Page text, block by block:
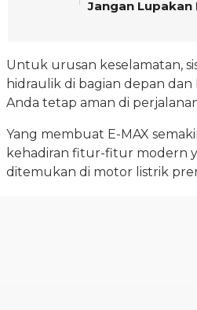
Jangan Lupakan
Untuk urusan keselamatan,
hidraulik di bagian depan
Anda tetap aman di
Yang membuat E-MAX
kehadiran fitur-fitur modern
ditemukan di motor listrik